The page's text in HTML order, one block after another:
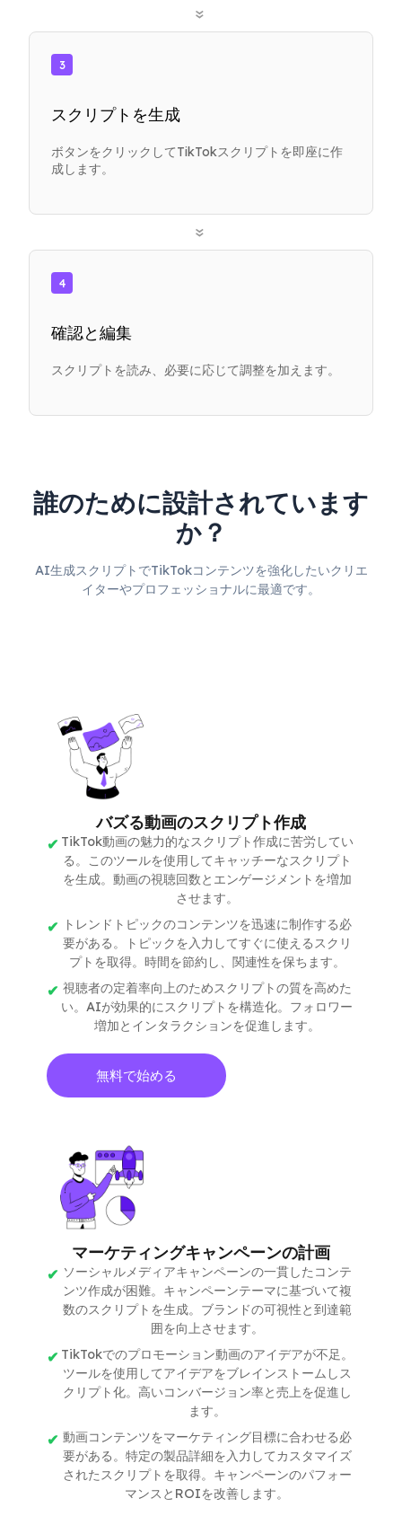
»
3
スクリプトを生成
ボタンをクリックしてTikTokスクリプトを即座に作
成します。
»
4
確認と編集
スクリプトを読み、必要に応じて調整を加えます。
誰のために設計されています
か？
AI生成スクリプトでTikTokコンテンツを強化したいクリエ
イターやプロフェッショナルに最適です。
バズる動画のスクリプト作成
TikTok動画の魅力的なスクリプト作成に苦労してい
る。このツールを使用してキャッチーなスクリプト
を生成。動画の視聴回数とエンゲージメントを増加
させます。
トレンドトピックのコンテンツを迅速に制作する必
要がある。トピックを入力してすぐに使えるスクリ
プトを取得。時間を節約し、関連性を保ちます。
視聴者の定着率向上のためスクリプトの質を高めた
い。AIが効果的にスクリプトを構造化。フォロワー
増加とインタラクションを促進します。
無料で始める
マーケティングキャンペーンの計画
ソーシャルメディアキャンペーンの一貫したコンテ
ンツ作成が困難。キャンペーンテーマに基づいて複
数のスクリプトを生成。ブランドの可視性と到達範
囲を向上させます。
TikTokでのプロモーション動画のアイデアが不足。
ツールを使用してアイデアをブレインストームしス
クリプト化。高いコンバージョン率と売上を促進し
ます。
動画コンテンツをマーケティング目標に合わせる必
要がある。特定の製品詳細を入力してカスタマイズ
されたスクリプトを取得。キャンペーンのパフォー
マンスとROIを改善します。